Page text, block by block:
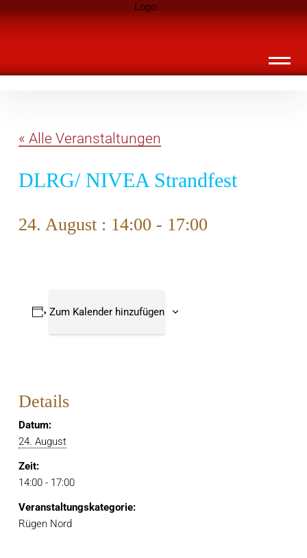
überspringen
Landknirpse – Die Zeitschrift für Leute
« Alle Veranstaltungen
DLRG/ NIVEA Strandfest
24. August : 14:00 - 17:00
Zum Kalender hinzufügen
Details
Datum:
24. August
Zeit:
14:00 - 17:00
Veranstaltungskategorie:
Rügen Nord